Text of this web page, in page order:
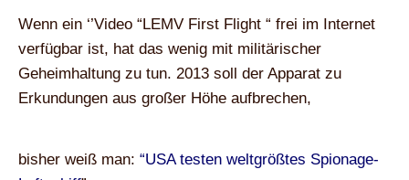
Wenn ein ‘’Video “LEMV First Flight “ frei im Internet
verfügbar ist, hat das wenig mit militärischer
Geheimhaltung zu tun. 2013 soll der Apparat zu
Erkundungen aus großer Höhe aufbrechen,
bisher weiß man: “USA testen weltgrößtes Spionage-